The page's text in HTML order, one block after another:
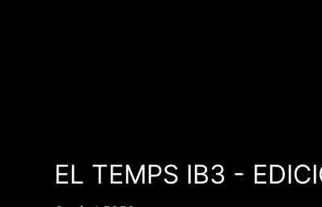
EL TEMPS IB3 -